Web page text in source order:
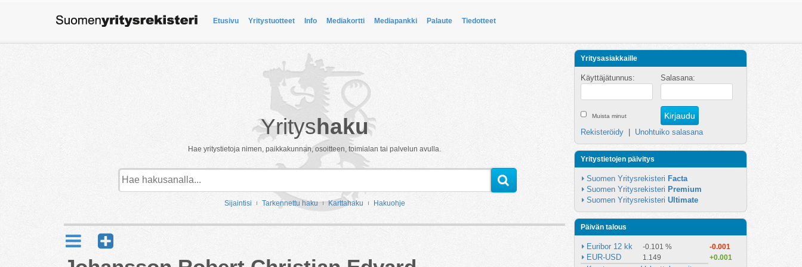
Etusivu Yritystuotteet Info Mediakortti Mediapankki Palaute Tiedotteet
Yrityshaku
Hae yritystietoja nimen, paikkakunnan, osoitteen, toimialan tai palvelun avulla.
Sijaintisi Tarkennettu haku Karttahaku Hakuohje
Yritysasiakkaille
Käyttäjätunnus: Salasana:
Muista minut
Rekisteröidy Unohtuiko salasana
Yritystietojen päivitys
Suomen Yritysrekisteri Facta
Suomen Yritysrekisteri Premium
Suomen Yritysrekisteri Ultimate
Päivän talous
Euribor 12 kk -0.101 % -0.001
EUR-USD 1.149 +0.001